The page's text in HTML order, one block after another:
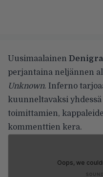
Uusimaalainen
perjantaina neljännen
Unknown. Inferno
kuunneltavaksi
toimittamien,
kommenttien kera.